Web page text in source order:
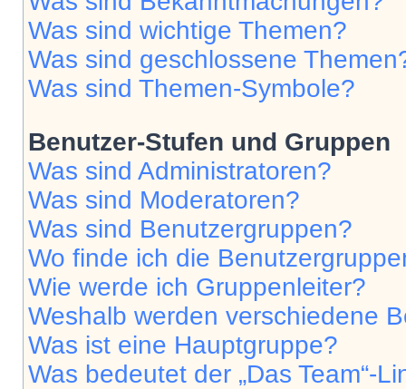
Was sind wichtige Themen?
Was sind geschlossene
Was sind Themen-Symbole?
Benutzer-Stufen und Gruppen
Was sind Administratoren?
Was sind Moderatoren?
Was sind Benutzergruppen?
Wo finde ich die
Wie werde ich Gruppenleiter?
Weshalb werden verschiedene
Was ist eine Hauptgruppe?
Was bedeutet der „Das Team“-